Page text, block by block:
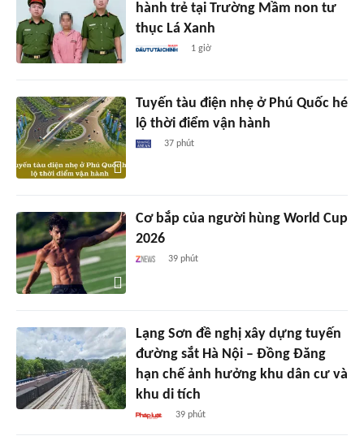
hành trẻ tại Trường Mầm non tư
thục Lá Xanh
1 giờ
Tuyến tàu điện nhẹ ở Phú Quốc hé
lộ thời điểm vận hành
37 phút
Cơ bắp của người hùng World Cup
2026
39 phút
Lạng Sơn đề nghị xây dựng tuyến
đường sắt Hà Nội – Đồng Đăng
hạn chế ảnh hưởng khu dân cư và
khu di tích
39 phút